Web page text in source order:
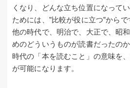
くなり、どんな立ち位置になって
ためには、”比較が役に立つ”からで
他の時代で、明治で、大正で、昭
めのどういうものが読書だったの
時代の「本を読むこと」の意味を
が可能になります。